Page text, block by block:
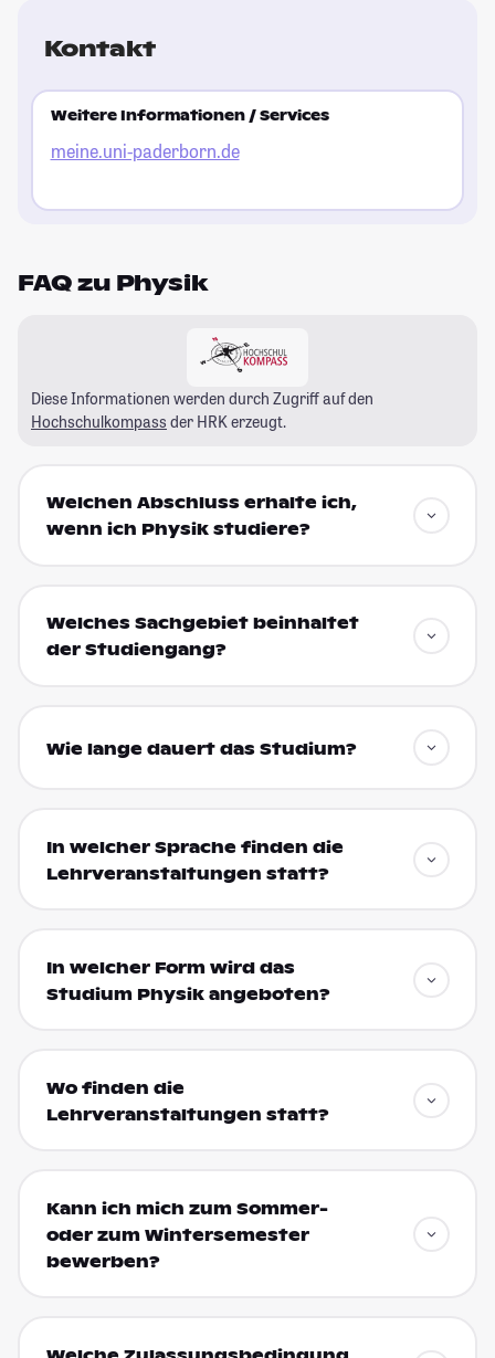
Kontakt
Weitere Informationen / Services
meine.uni-paderborn.de
FAQ zu Physik
Diese Informationen werden durch Zugriff auf den
Hochschulkompass der HRK erzeugt.
Welchen Abschluss erhalte ich,
wenn ich Physik studiere?
Welches Sachgebiet beinhaltet
der Studiengang?
Wie lange dauert das Studium?
In welcher Sprache finden die
Lehrveranstaltungen statt?
In welcher Form wird das
Studium Physik angeboten?
Wo finden die
Lehrveranstaltungen statt?
Kann ich mich zum Sommer-
oder zum Wintersemester
bewerben?